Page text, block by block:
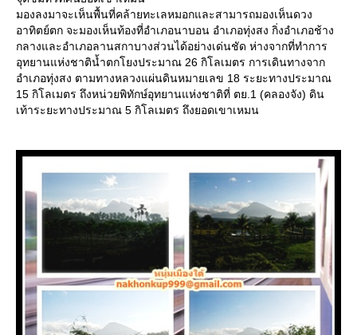
มองลงมาจะเห็นพื้นที่คล้ายทะเลหมอกและสามารถมองเห็นดวง
อาทิตย์ตก จะมองเห็นท้องที่อำเภอนาบอน อำเภอทุ่งสง กิ่งอำเภอช้าง
กลางและอำเภอลานสกาบางส่วนได้อย่างเด่นชัด ห่างจากที่ทำการ
อุทยานแห่งชาติน้ำตกโยงประมาณ 26 กิโลเมตร การเดินทางจาก
อำเภอทุ่งสง ตามทางหลวงแผ่นดินหมายเลข 18 ระยะทางประมาณ
15 กิโลเมตร ถึงหน่วยพิทักษ์อุทยานแห่งชาติที่ ตย.1 (คลองจัง) ดิน
เท้าระยะทางประมาณ 5 กิโลเมตร ถึงยอดเขาเหมน